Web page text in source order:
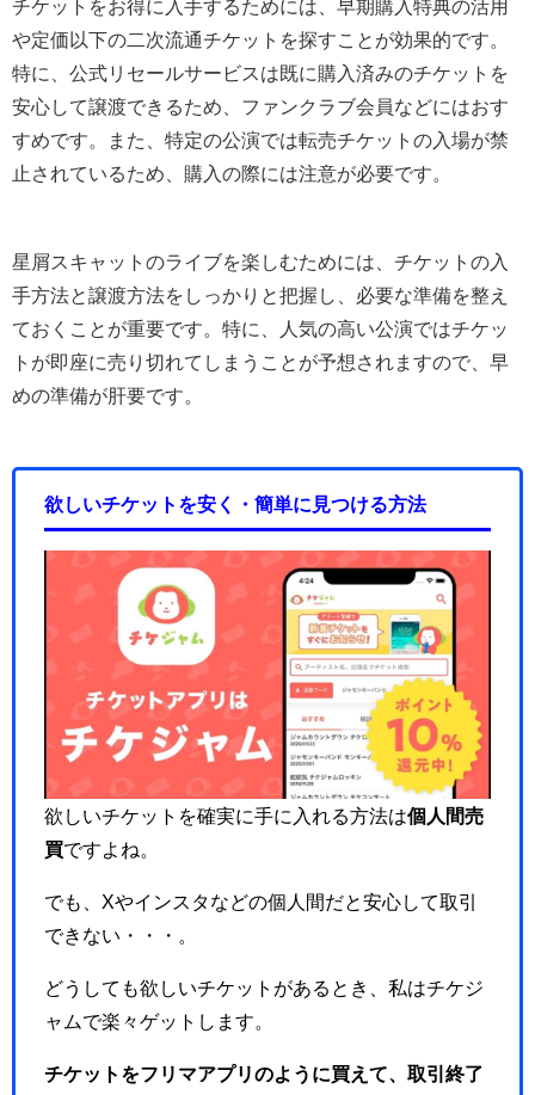
チケットをお得に入手するためには、早期購入特典の活用
や定価以下の二次流通チケットを探すことが効果的です。
特に、公式リセールサービスは既に購入済みのチケットを
安心して譲渡できるため、ファンクラブ会員などにはおす
すめです。また、特定の公演では転売チケットの入場が禁
止されているため、購入の際には注意が必要です。
星屑スキャットのライブを楽しむためには、チケットの入
手方法と譲渡方法をしっかりと把握し、必要な準備を整え
ておくことが重要です。特に、人気の高い公演ではチケッ
トが即座に売り切れてしまうことが予想されますので、早
めの準備が肝要です。
欲しいチケットを安く・簡単に見つける方法
欲しいチケットを確実に手に入れる方法は個人間売
買ですよね。
でも、Xやインスタなどの個人間だと安心して取引
できない・・・。
どうしても欲しいチケットがあるとき、私はチケジ
ャムで楽々ゲットします。
チケットをフリマアプリのように買えて、取引終了